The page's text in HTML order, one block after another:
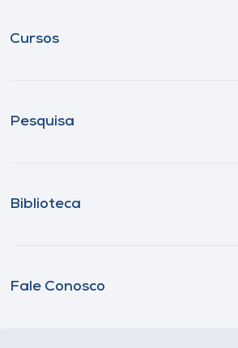
Cursos
Pesquisa
Biblioteca
Fale Conosco